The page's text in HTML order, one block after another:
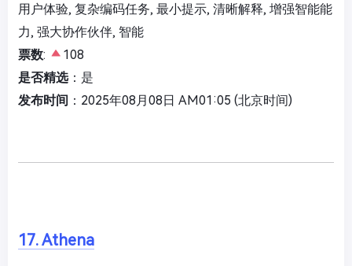
用户体验, 复杂编码任务, 最小提示, 清晰解释, 增强智能能
力, 强大协作伙伴, 智能
票数:
108
是否精选：是
发布时间 ：2025年08月08日 AM01:05 (北京时间)
17. Athena